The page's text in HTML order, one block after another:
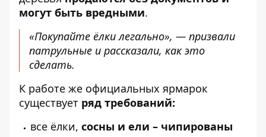
могут быть вредными.
«Покупайте ёлки легально», — призвали
патрульные и рассказали, как это
сделать.
К работе же официальных ярмарок
существует ряд требований:
все ёлки, сосны и ели – чипированы